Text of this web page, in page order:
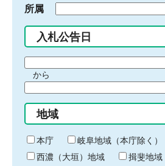
所属
入札公告日
間
始
り
から
間
終
わ
り
地域
本庁
岐阜地域（本庁除く）
西濃（大垣）地域
揖斐地域